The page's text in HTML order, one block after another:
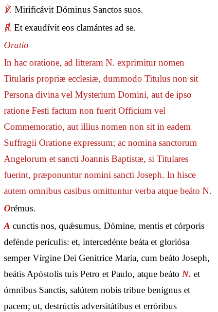
℣. Mirificávit Dóminus Sanctos suos.
℟. Et exaudívit eos clamántes ad se.
Oratio
In hac oratione, ad litteram N. exprimitur nomen
Titularis propriæ ecclesiæ, dummodo Titulus non sit
Persona divina vel Mysterium Domini, aut de ipso
ratione Festi factum non fuerit Officium vel
Commemoratio, aut illius nomen non sit in eadem
Suffragii Oratione expressum; ac nomina sanctorum
Angelorum et sancti Joannis Baptistæ, si Titulares
fuerint, præponuntur nomini sancti Joseph. In hisce
autem omnibus casibus omittuntur verba atque beáto N.
Orémus.
A cunctis nos, quǽsumus, Dómine, mentis et córporis
defénde perículis: et, intercedénte beáta et gloriósa
semper Vírgine Dei Genitríce María, cum beáto Joseph,
beátis Apóstolis tuis Petro et Paulo, atque beáto N. et
ómnibus Sanctis, salútem nobis tríbue benígnus et
pacem; ut, destrúctis adversitátibus et erróribus